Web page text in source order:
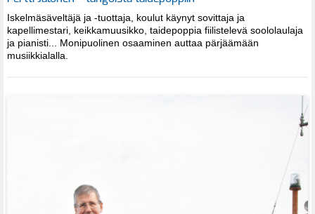
Iskelmäsäveltäjä ja -tuottaja, koulut käynyt sovittaja ja
kapellimestari, keikkamuusikko, taidepoppia fiilistelevä soololaulaja
ja pianisti... Monipuolinen osaaminen auttaa pärjäämään
musiikkialalla.